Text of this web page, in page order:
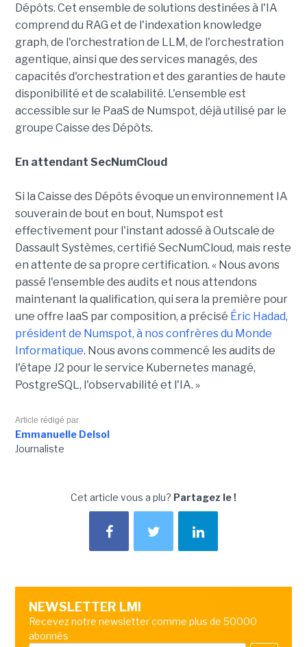
Dépôts. Cet ensemble de solutions destinées à l'IA
comprend du RAG et de l'indexation knowledge
graph, de l'orchestration de LLM, de l'orchestration
agentique, ainsi que des services managés, des
capacités d'orchestration et des garanties de haute
disponibilité et de scalabilité. L'ensemble est
accessible sur le PaaS de Numspot, déjà utilisé par le
groupe Caisse des Dépôts.
En attendant SecNumCloud
Si la Caisse des Dépôts évoque un environnement IA
souverain de bout en bout, Numspot est
effectivement pour l'instant adossé à Outscale de
Dassault Systèmes, certifié SecNumCloud, mais reste
en attente de sa propre certification. « Nous avons
passé l'ensemble des audits et nous attendons
maintenant la qualification, qui sera la première pour
une offre IaaS par composition, a précisé Éric Hadad,
président de Numspot, à nos confrères du Monde
Informatique. Nous avons commencé les audits de
l'étape J2 pour le service Kubernetes managé,
PostgreSQL, l'observabilité et l'IA. »
Article rédigé par
Emmanuelle Delsol
Journaliste
Cet article vous a plu? Partagez le !
NEWSLETTER LMI
Recevez notre newsletter comme plus de 50000
abonnés